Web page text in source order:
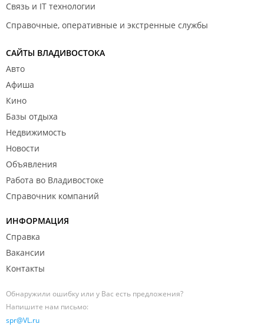
Связь и IT технологии
Справочные, оперативные и экстренные службы
САЙТЫ ВЛАДИВОСТОКА
Авто
Афиша
Кино
Базы отдыха
Недвижимость
Новости
Объявления
Работа во Владивостоке
Справочник компаний
ИНФОРМАЦИЯ
Справка
Вакансии
Контакты
Обнаружили ошибку или у Вас есть предложения?
Напишите нам письмо:
spr@VL.ru